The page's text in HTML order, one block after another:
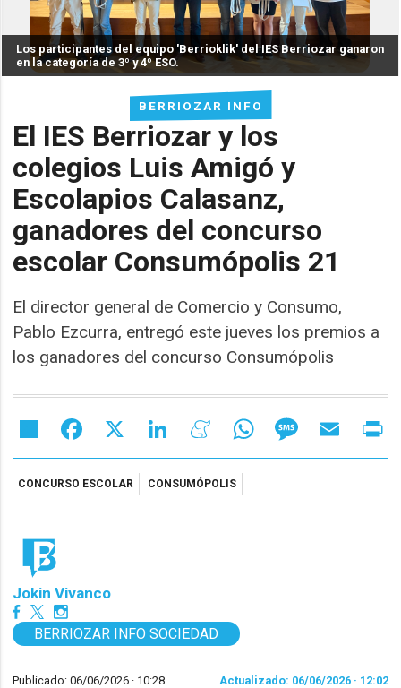
BERRIOZAR INFO
El IES Berriozar y los
colegios Luis Amigó y
Escolapios Calasanz,
ganadores del concurso
escolar Consumópolis 21
El director general de Comercio y Consumo,
Pablo Ezcurra, entregó este jueves los premios a
los ganadores del concurso Consumópolis
Los participantes del equipo 'Berrioklik' del IES Berriozar ganaron
en la categoría de 3º y 4º ESO.
Share Facebook LinkedIn MeneameWhatsAppMessageEmail
CONCURSO ESCOLAR CONSUMÓPOLIS
Jokin Vivanco
BERRIOZAR INFO SOCIEDAD
Publicado: 06/06/2026 · 10:28 Actualizado: 06/06/2026 · 12:02